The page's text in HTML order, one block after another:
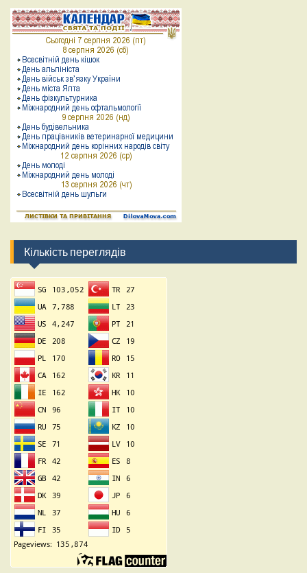
Кількість переглядів